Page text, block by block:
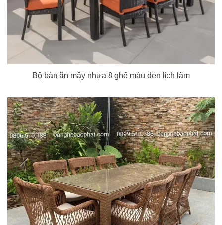
Bộ bàn ăn mây nhựa 8 ghế màu đen lịch lãm